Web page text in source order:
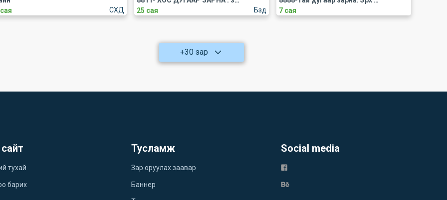
СХД Бзд
25 сая
7 сая
+30 зар
тухай
барих
Тусламж
Зар оруулах заавар
Баннер
Social media